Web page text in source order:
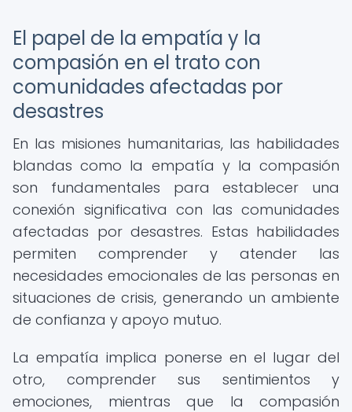
El papel de la empatía y la
compasión en el trato con
comunidades afectadas por
desastres
En las misiones humanitarias, las habilidades
blandas como la empatía y la compasión
son fundamentales para establecer una
conexión significativa con las comunidades
afectadas por desastres. Estas habilidades
permiten comprender y atender las
necesidades emocionales de las personas en
situaciones de crisis, generando un ambiente
de confianza y apoyo mutuo.
La empatía implica ponerse en el lugar del
otro, comprender sus sentimientos y
emociones, mientras que la compasión